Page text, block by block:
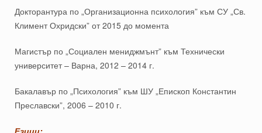
Докторантура по „Организационна психология” към СУ „Св.
Климент Охридски” от 2015 до момента
Магистър по „Социален мениджмънт” към Технически
университет – Варна, 2012 – 2014 г.
Бакалавър по „Психология” към ШУ „Епископ Константин
Преславски”, 2006 – 2010 г.
Езици: